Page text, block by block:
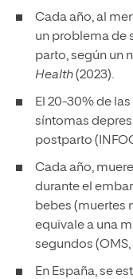
Cada año, al
un problema de
parto, según un
Health(2023).
El 20-30% de
síntomas
postparto
Cada año,
durante el
bebes (muertes
equivale a una
segundos (OMS,
En España, se